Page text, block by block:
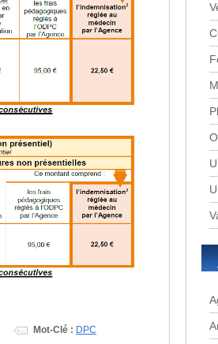
Mot-Clé : DPC